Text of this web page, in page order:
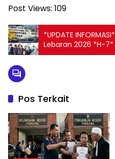
Post Views: 109
*UPDATE INFORMASI* Posko Angkutan
Lebaran 2026 *H-7*
Pos Terkait